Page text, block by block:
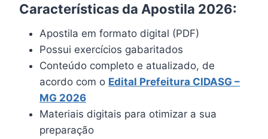
Características da Apostila 2026:
Apostila em formato digital (PDF)
Possui exercícios gabaritados
Conteúdo completo e atualizado, de
acordo com o Edital Prefeitura CIDASG –
MG 2026
Materiais digitais para otimizar a sua
preparação